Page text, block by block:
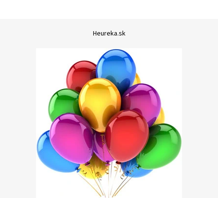
Heureka.sk